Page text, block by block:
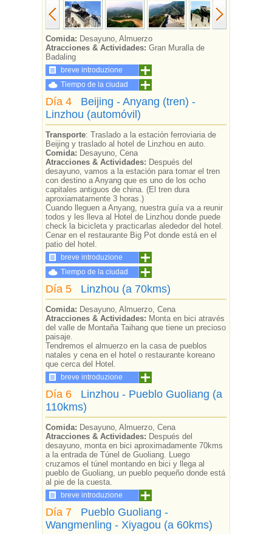
Comida: Desayuno, Almuerzo
Atracciones & Actividades: Gran Muralla de
Badaling
breve introduzione
Tiempo de la ciudad
Día 4
Beijing - Anyang (tren) -
Linzhou (automóvil)
Transporte: Traslado a la estación ferroviaria de
Beijing y traslado al hotel de Linzhou en auto.
Comida: Desayuno, Cena
Atracciones & Actividades: Después del
desayuno, vamos a la estación para tomar el tren
con destino a Anyang que es uno de los ocho
capitales antiguos de china. (El tren dura
aproxiamatamente 3 horas.)
Cuando lleguen a Anyang, nuestra guía va a reunir
todos y les lleva al Hotel de Linzhou donde puede
check la bicicleta y practicarlas alededor del hotel.
Cenar en el restaurante Big Pot donde está en el
patio del hotel.
breve introduzione
Tiempo de la ciudad
Día 5 Linzhou (a 70kms)
Comida: Desayuno, Almuerzo, Cena
Atracciones & Actividades: Monta en bici através
del valle de Montaña Taihang que tiene un precioso
paisaje.
Tendremos el almuerzo en la casa de pueblos
natales y cena en el hotel o restaurante koreano
que cerca del Hotel.
breve introduzione
Día 6
Linzhou - Pueblo Guoliang (a
110kms)
Comida: Desayuno, Almuerzo, Cena
Atracciones & Actividades: Después del
desayuno, monta en bici aproximadamente 70kms
a la entrada de Túnel de Guoliang. Luego
cruzamos el túnel montando en bici y llega al
pueblo de Guoliang, un pueblo pequeño donde está
al pie de la cuesta.
breve introduzione
Día 7
Pueblo Guoliang -
Wangmenling - Xiyagou (a 60kms)